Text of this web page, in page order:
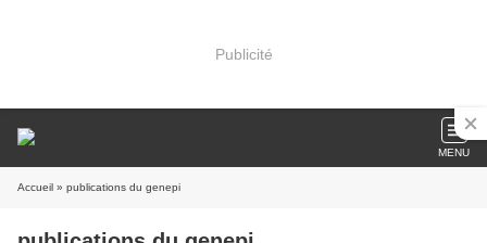
Publicité
MENU
Accueil » publications du genepi